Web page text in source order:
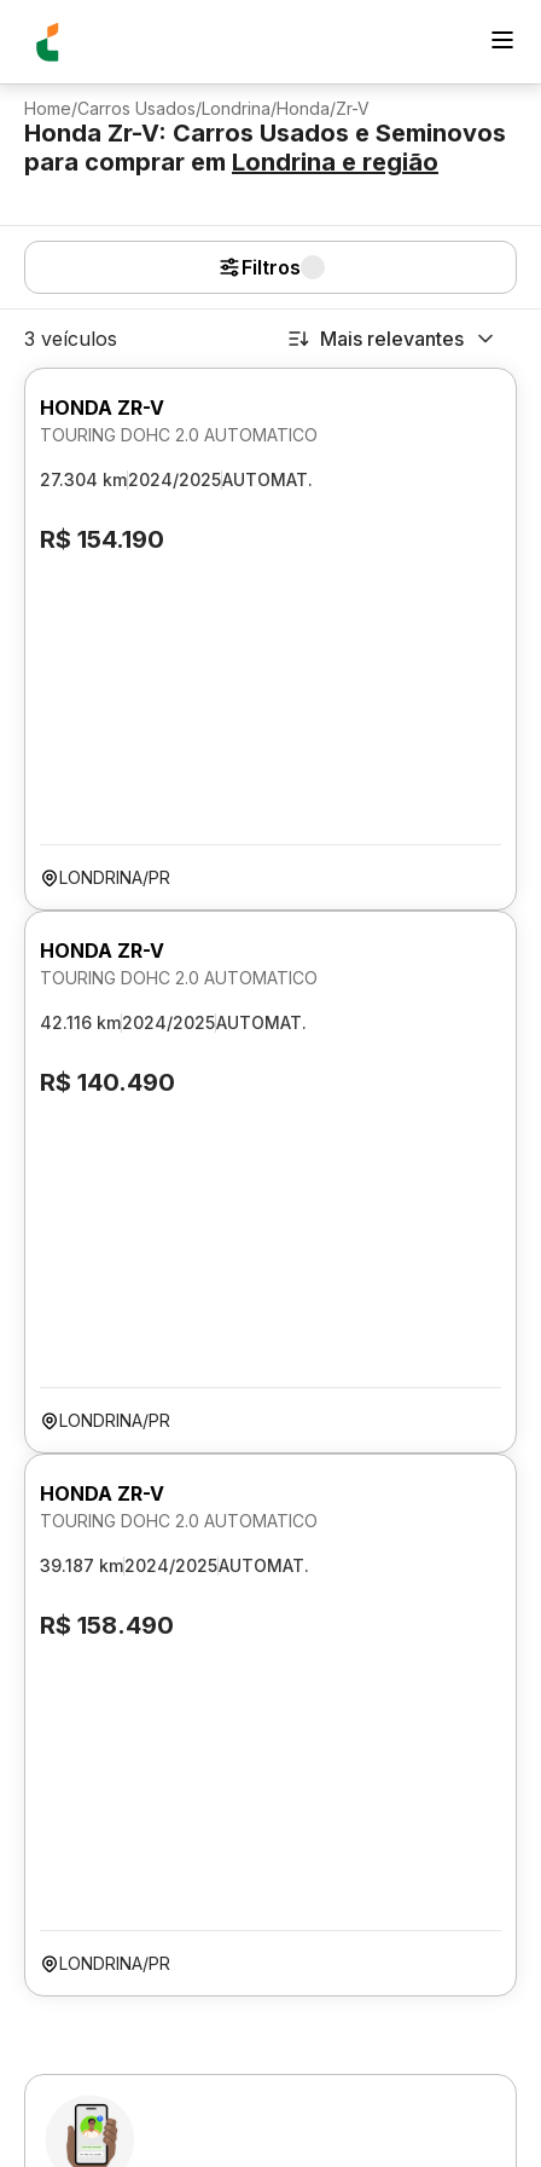
Home/Carros Usados/Londrina/Honda/Zr-V
Honda Zr-V: Carros Usados e Seminovos
para comprar em Londrina e região
Filtros
3 veículos Mais relevantes
HONDA ZR-V
TOURING DOHC 2.0 AUTOMATICO
27.304 km2024/2025AUTOMAT.
R$ 154.190
LONDRINA/PR
HONDA ZR-V
TOURING DOHC 2.0 AUTOMATICO
42.116 km2024/2025AUTOMAT.
R$ 140.490
LONDRINA/PR
HONDA ZR-V
TOURING DOHC 2.0 AUTOMATICO
39.187 km2024/2025AUTOMAT.
R$ 158.490
LONDRINA/PR